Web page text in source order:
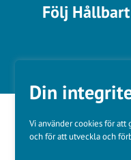
Din
Vi använder cookies för
och för att utveckla och
Följ